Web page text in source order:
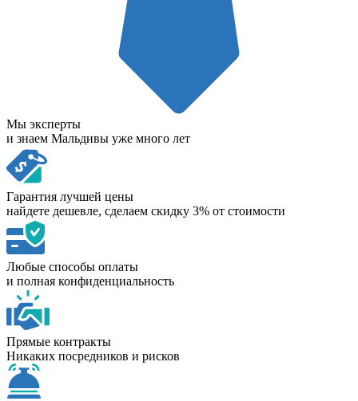
Мы эксперты
и знаем Мальдивы уже много лет
Гарантия лучшей цены
найдете дешевле, сделаем скидку 3% от стоимости
Любые способы оплаты
и полная конфиденциальность
Прямые контракты
Никаких посредников и рисков